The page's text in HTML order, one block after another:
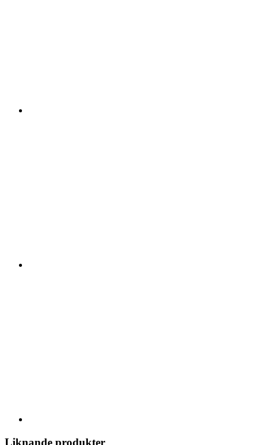
Liknande produkter